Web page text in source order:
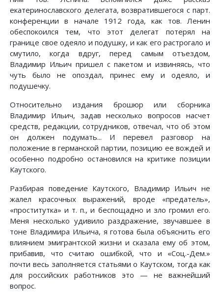
екатеринославского делегата, возвратившегося с парт.
конференции в начале 1912 года, как тов. Ленин
обеспокоился тем, что этот делегат потерял на
границе свое одеяло и подушку, и как его растрогало и
смутило, когда вдруг, перед самым отъездом,
Владимир Ильич пришел с пакетом и извиняясь, что
чуть было не опоздал, принес ему и одеяло, и
подушечку.
Относительно издания брошюр или сборника
Владимир Ильич, задав несколько вопросов насчет
средств, редакции, сотрудников, отвечал, что об этом
он должен подумать... И перевел разговор на
положение в германской партии, позицию ее вождей и
особенно подробно остановился на критике позиции
Каутского.
Разбирая поведение Каутского, Владимир Ильич не
жалел красочных выражений, вроде «предатель»,
«проститутка» и т. п., и беспощадно и зло громил его.
Меня несколько удивило раздражение, звучавшее в
тоне Владимира Ильича, я готова была объяснить его
влиянием эмигрантской жизни и сказала ему об этом,
прибавив, что считаю ошибкой, что и «Соц.-Дем.»
почти весь заполняется статьями о Каутском, тогда как
для российских работников это — не важнейший
вопрос.